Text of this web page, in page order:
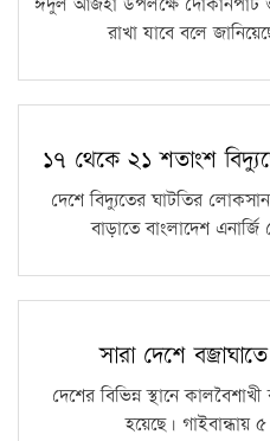
ঈদুল আজহা উপলক্ষে দোকানপাট
রাখা যাবে বলে
১৭ থেকে ২১ শতাংশ
দেশে বিদ্যুতের ঘাটতির
বাড়াতে বাংলাদেশ
সারা দেশে
দেশের বিভিন্ন স্থানে
হয়েছে। গাইবান্ধায়